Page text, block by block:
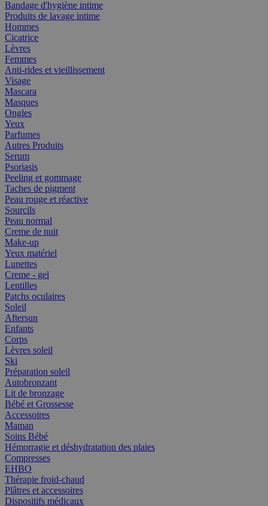
Bandage d'hygiène intime
Produits de lavage intime
Hommes
Cicatrice
Lèvres
Femmes
Anti-rides et vieillissement
Visage
Mascara
Masques
Ongles
Yeux
Parfumes
Autres Produits
Serum
Psoriasis
Peeling et gommage
Taches de pigment
Peau rouge et réactive
Sourcils
Peau normal
Creme de nuit
Make-up
Yeux matériel
Lunettes
Creme - gel
Lentilles
Patchs oculaires
Soleil
Aftersun
Enfants
Corps
Lèvres soleil
Ski
Préparation soleil
Autobronzant
Lit de bronzage
Bébé et Grossesse
Accessoires
Maman
Soins Bébé
Hémorragie et déshydratation des plaies
Compresses
EHBO
Thérapie froid-chaud
Plâtres et accessoires
Dispositifs médicaux